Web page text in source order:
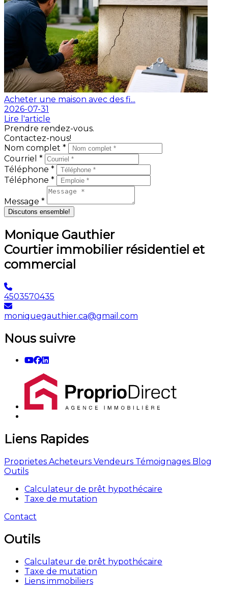
Acheter une maison avec des fi...
2026-07-31
Lire l'article
Prendre rendez-vous.
Contactez-nous!
Nom complet *
Courriel *
Téléphone *
Téléphone *
Message *
Discutons ensemble!
Monique Gauthier
Courtier immobilier résidentiel et
commercial
4503570435
moniquegauthier.ca@gmail.com
Nous suivre
Liens Rapides
Proprietes Acheteurs Vendeurs Témoignages Blog
Outils
Calculateur de prêt hypothécaire
Taxe de mutation
Contact
Outils
Calculateur de prêt hypothécaire
Taxe de mutation
Liens immobiliers